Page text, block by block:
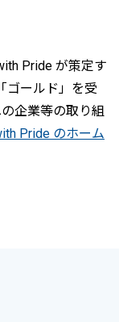
Pride が策定す
ゴールド」を受
企業等の取り組
Pride のホーム